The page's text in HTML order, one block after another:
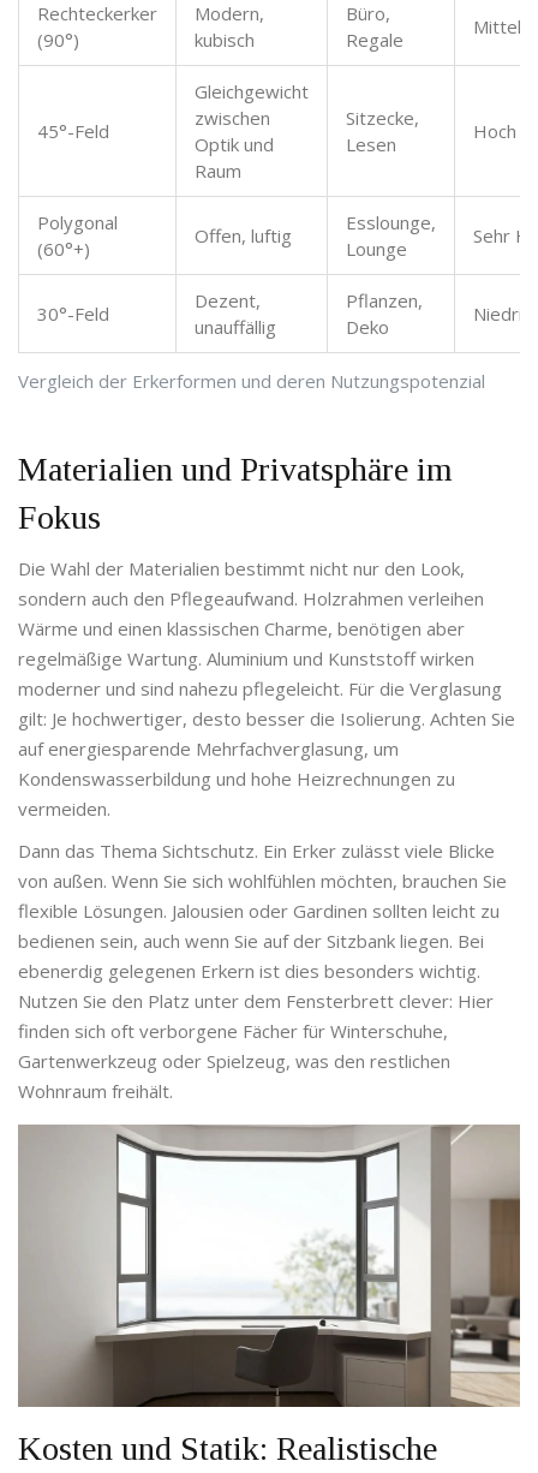
Vergleich der Erkerformen und deren Nutzungspotenzial
Rechteckerker
(90°)
Modern,
kubisch
Büro,
Regale
Mittel
45°-Feld
Gleichgewicht
zwischen
Optik und
Raum
Sitzecke,
Lesen
Hoch
Polygonal
(60°+)
Offen, luftig
Esslounge,
Lounge
Sehr
30°-Feld
Dezent,
unauffällig
Pflanzen,
Deko
Niedrig
Materialien und Privatsphäre im
Fokus
Die Wahl der Materialien bestimmt nicht nur den Look,
sondern auch den Pflegeaufwand. Holzrahmen verleihen
Wärme und einen klassischen Charme, benötigen aber
regelmäßige Wartung. Aluminium und Kunststoff wirken
moderner und sind nahezu pflegeleicht. Für die Verglasung
gilt: Je hochwertiger, desto besser die Isolierung. Achten Sie
auf energiesparende Mehrfachverglasung, um
Kondenswasserbildung und hohe Heizrechnungen zu
vermeiden.
Dann das Thema Sichtschutz. Ein Erker zulässt viele Blicke
von außen. Wenn Sie sich wohlfühlen möchten, brauchen Sie
flexible Lösungen. Jalousien oder Gardinen sollten leicht zu
bedienen sein, auch wenn Sie auf der Sitzbank liegen. Bei
ebenerdig gelegenen Erkern ist dies besonders wichtig.
Nutzen Sie den Platz unter dem Fensterbrett clever: Hier
finden sich oft verborgene Fächer für Winterschuhe,
Gartenwerkzeug oder Spielzeug, was den restlichen
Wohnraum freihält.
Kosten und Statik: Realistische